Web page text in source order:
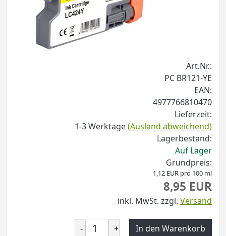
Art.Nr.:
PC BR121-YE
EAN:
4977766810470
Lieferzeit:
1-3 Werktage(Ausland abweichend)
Lagerbestand:
Auf Lager
Grundpreis:
1,12 EUR pro 100 ml
8,95 EUR
inkl. MwSt. zzgl. Versand
- + In den Warenkorb